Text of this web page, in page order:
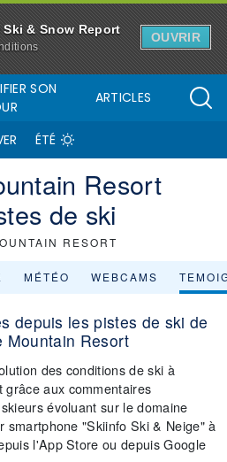
Ski & Snow Report
OUVRIR
SON
ARTICLES
ÉTÉ
Resort
de ski
RESORT
MÉTÉO WEBCAMS
depuis les pistes de ski de
Mountain Resort
des conditions de ski à
grâce aux commentaires
évoluant sur le domaine
smartphone "Skiinfo Ski & Neige" à
l'App Store ou depuis Google